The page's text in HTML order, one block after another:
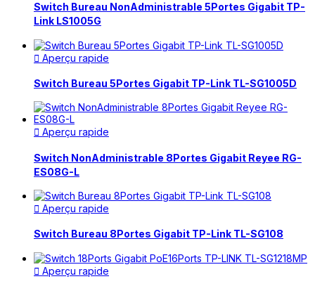
Switch Bureau NonAdministrable 5Portes Gigabit TP-
Link LS1005G
 Aperçu rapide
Switch Bureau 5Portes Gigabit TP-Link TL-SG1005D
 Aperçu rapide
Switch NonAdministrable 8Portes Gigabit Reyee RG-
ES08G-L
 Aperçu rapide
Switch Bureau 8Portes Gigabit TP-Link TL-SG108
 Aperçu rapide